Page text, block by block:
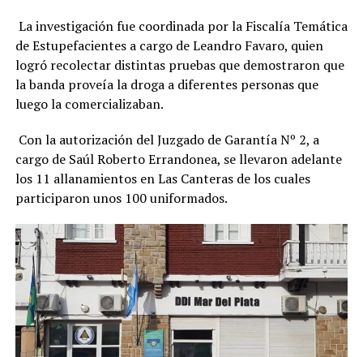
La investigación fue coordinada por la Fiscalía Temática
de Estupefacientes a cargo de Leandro Favaro, quien
logró recolectar distintas pruebas que demostraron que
la banda proveía la droga a diferentes personas que
luego la comercializaban.
Con la autorización del Juzgado de Garantía Nº 2, a
cargo de Saúl Roberto Errandonea, se llevaron adelante
los 11 allanamientos en Las Canteras de los cuales
participaron unos 100 uniformados.